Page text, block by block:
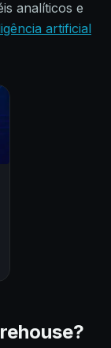
analíticos e
artificial